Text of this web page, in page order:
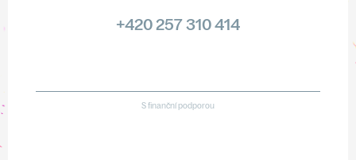
+420 257 310 414
S finanční podporou